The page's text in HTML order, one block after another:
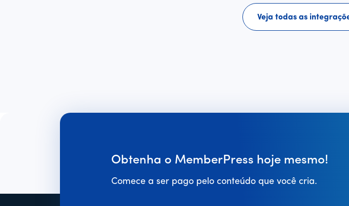
Veja todas as
Obtenha o MemberPress hoje mesmo!
Comece a ser pago pelo conteúdo que você cria.